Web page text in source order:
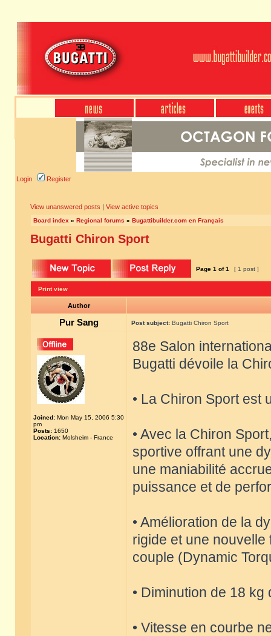
Login Register
View unanswered posts | View active topics
Board index » Regional forums » Bugattibuilder.com en Français
Bugatti Chiron Sport
Page 1 of1 [ 1 post ]
Print view
Author
Pur Sang Post subject: Bugatti Chiron Sport
Joined: Mon May 15, 2006 5:30
pm
Posts: 1650
Location: Molsheim - France
88e Salon
Bugatti dévoile la
• La Chiron Sport est
• Avec la Chiron
sportive offrant une
une maniabilité
puissance et de
• Amélioration de la
rigide et une
couple (Dynamic
• Diminution de 18
• Vitesse en courbe